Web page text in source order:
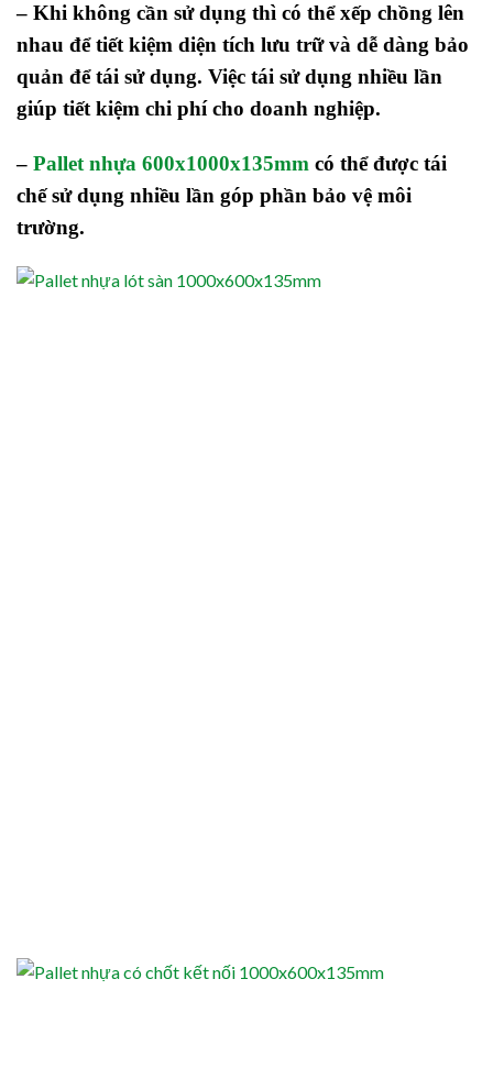
– Khi không cần sử dụng thì có thể xếp chồng lên
nhau để tiết kiệm diện tích lưu trữ và dễ dàng bảo
quản để tái sử dụng. Việc tái sử dụng nhiều lần
giúp tiết kiệm chi phí cho doanh nghiệp.
– Pallet nhựa 600x1000x135mm có thể được tái
chế sử dụng nhiều lần góp phần bảo vệ môi
trường.